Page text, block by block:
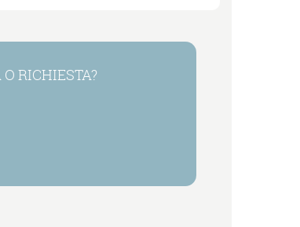
RICHIESTA?